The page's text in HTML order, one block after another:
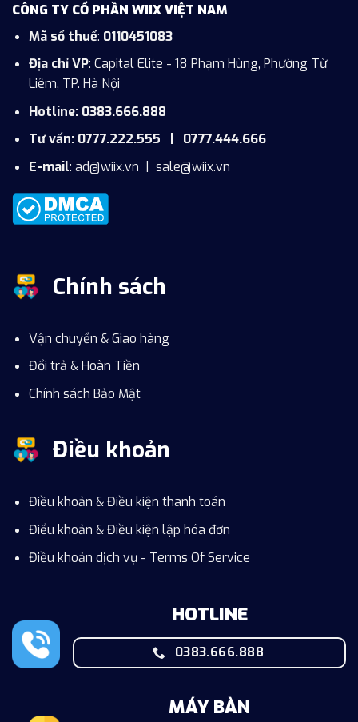
CÔNG TY CỔ PHẦN WIIX VIỆT NAM
Mã số thuế: 0110451083
Địa chỉ VP: Capital Elite - 18 Phạm Hùng, Phường Từ
Liêm, TP. Hà Nội
Hotline: 0383.666.888
Tư vấn: 0777.222.555 | 0777.444.666
E-mail: ad@wiix.vn sale@wiix.vn
Chính sách
Vận chuyển & Giao hàng
Đổi trả & Hoàn Tiền
Chính sách Bảo Mật
Điều khoản
Điều khoản & Điều kiện thanh toán
Điểu khoản & Điều kiện lập hóa đơn
Điều khoản dịch vụ - Terms Of Service
HOTLINE
0383.666.888
MÁY BÀN